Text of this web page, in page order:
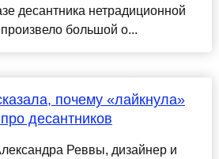
десантника нетрадиционной
большой о...
почему «лайкнула»
десантников
Реввы, дизайнер и